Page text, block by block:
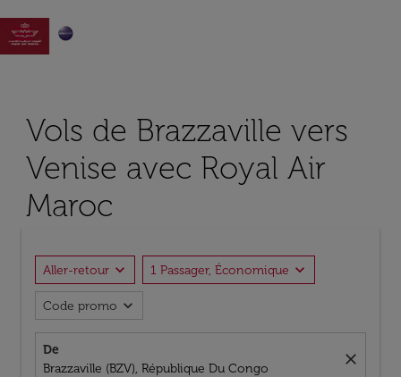

Vols de Brazzaville vers
Venise avec Royal Air
Maroc
Aller-retour expand_more 1 Passager, Économique expand_more
Code promo expand_more
De
Brazzaville (BZV), République Du Congo
close